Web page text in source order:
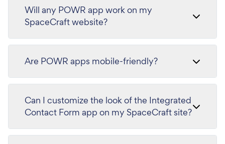
Will any POWR app work on my
SpaceCraft website?
Are POWR apps mobile-friendly?
Can I customize the look of the Integrated
Contact Form app on my SpaceCraft site?